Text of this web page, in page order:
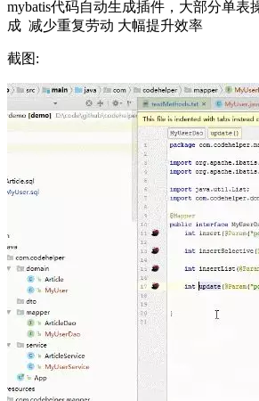
mybatis代码自动生成插件，大部分单表
成 减少重复劳动 大幅提升效率
截图: